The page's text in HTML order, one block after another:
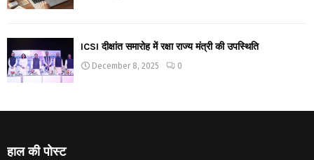
ICSI दीक्षांत समारोह में रक्षा राज्य मंत्री की उपस्थिति
December 8, 2025 0
हाल की पोस्ट